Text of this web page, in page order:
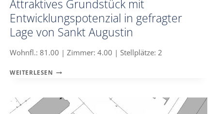
Attraktives Grundstück mit
Entwicklungspotenzial in gefragter
Lage von Sankt Augustin
Wohnfl.: 81.00 | Zimmer: 4.00 | Stellplätze: 2
WEITERLESEN ATTRAKTIVES
ENTWICKLUNGSPOTENZIAL